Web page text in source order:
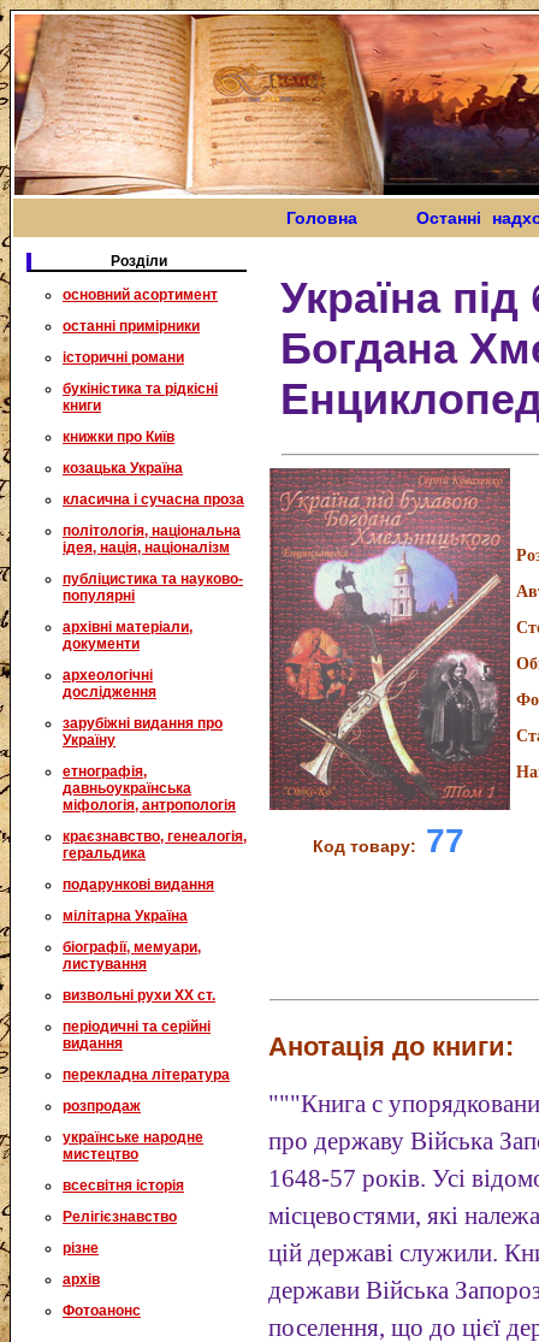
Головна Останні
Розділи
основний асортимент
останні примірники
історичні романи
букіністика та рідкісні
книги
книжки про Київ
козацька Україна
класична і сучасна проза
політологія, національна
ідея, нація, націоналізм
публіцистика та науково-
популярні
архівні матеріали,
документи
археологічні
дослідження
зарубіжні видання про
Україну
етнографія,
давньоукраїнська
міфологія, антропологія
краєзнавство, генеалогія,
геральдика
подарункові видання
мілітарна Україна
біографії, мемуари,
листування
визвольні рухи XX ст.
періодичні та серійні
видання
перекладна література
розпродаж
українське народне
мистецтво
всесвітня історія
Релігієзнавство
різне
архів
Фотоанонс
Україна
Богдана
Код товару: 77
Анотація до книги:
"""Книга с
про державу Війська
1648-57 років. Усі
місцевостями, які
цій державі служили.
держави Війська
поселення, що до цієї